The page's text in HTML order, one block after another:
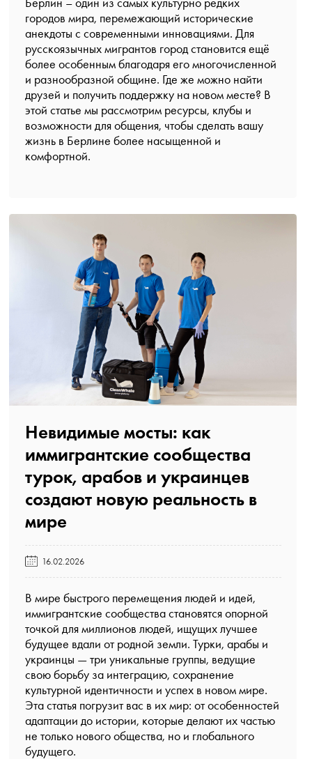
городов мира, перемежающий исторические
анекдоты с современными инновациями. Для
русскоязычных мигрантов город становится ещё
более особенным благодаря его многочисленной
и разнообразной общине. Где же можно найти
друзей и получить поддержку на новом месте? В
этой статье мы рассмотрим ресурсы, клубы и
возможности для общения, чтобы сделать вашу
жизнь в Берлине более насыщенной и
комфортной.
Невидимые мосты: как
иммигрантские сообщества
турок, арабов и украинцев
создают новую реальность в
мире️
16.02.2026
В мире быстрого перемещения людей и идей,
иммигрантские сообщества становятся опорной
точкой для миллионов людей, ищущих лучшее
будущее вдали от родной земли. Турки, арабы и
украинцы — три уникальные группы, ведущие
свою борьбу за интеграцию, сохранение
культурной идентичности и успех в новом мире.
Эта статья погрузит вас в их мир: от особенностей
адаптации до истории, которые делают их частью
не только нового общества, но и глобального
будущего.